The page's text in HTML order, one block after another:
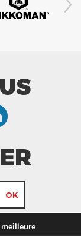
et les